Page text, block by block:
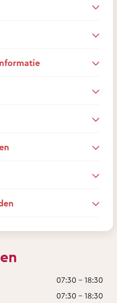
07:30 - 18:30
07:30 - 18:30